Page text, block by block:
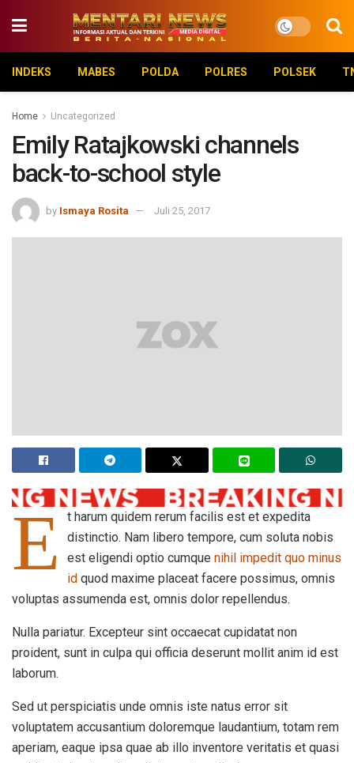
INDEKS MABES POLDA POLRES POLSEK
Home Uncategorized
Emily Ratajkowski channels
back-to-school style
by Ismaya Rosita Juli 25, 2017
E
t harum quidem rerum facilis est et expedita
distinctio. Nam libero tempore, cum soluta nobis
est eligendi optio cumque nihil impedit quo minus
id quod maxime placeat facere possimus, omnis
voluptas assumenda est, omnis dolor repellendus.
Nulla pariatur. Excepteur sint occaecat cupidatat non
proident, sunt in culpa qui officia deserunt mollit anim id est
laborum.
Sed ut perspiciatis unde omnis iste natus error sit
voluptatem accusantium doloremque laudantium, totam rem
aperiam, eaque ipsa quae ab illo inventore veritatis et quasi